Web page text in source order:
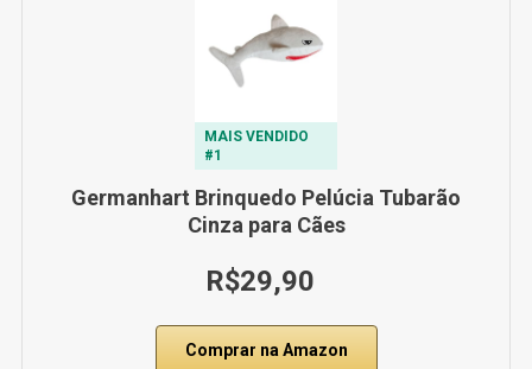
MAIS VENDIDO
#1
Germanhart Brinquedo Pelúcia Tubarão
Cinza para Cães
R$29,90
Comprar na Amazon